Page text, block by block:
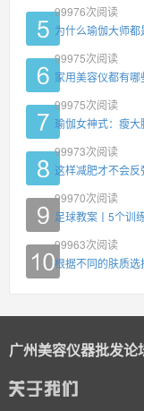
99976次阅读
为什么瑜伽大师
99975次阅读
家用美容仪都有
99975次阅读
瑜伽女神式：瘦大
99973次阅读
这样减肥才不会
99970次阅读
足球教案丨5个训
99963次阅读
根据不同的肤质
广州美容仪器批发论